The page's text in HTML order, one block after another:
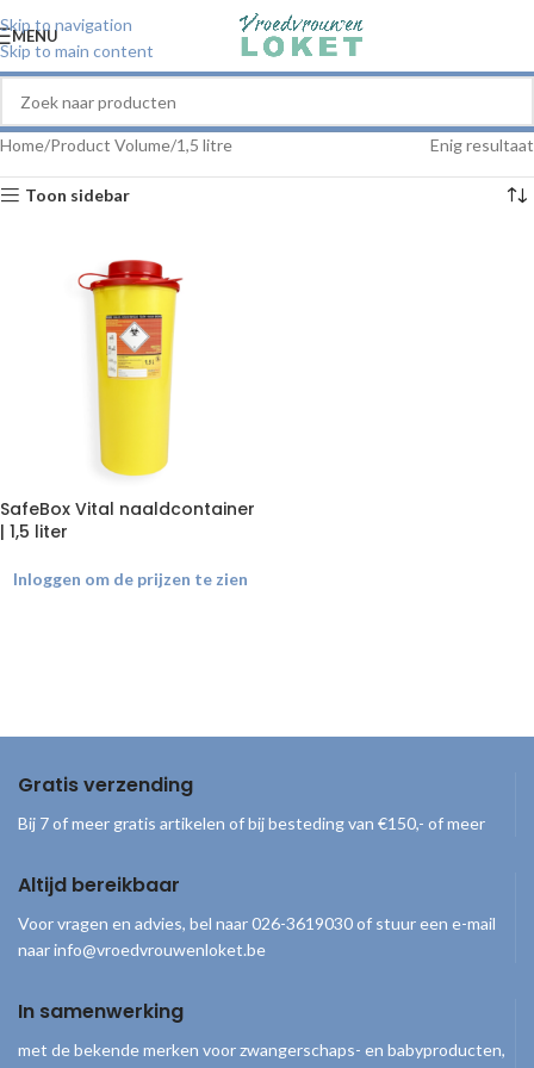
Skip to navigation
Skip to main content
MENU
Home Product Volume 1,5 litre Enig resultaat
Toon sidebar
SafeBox Vital naaldcontainer
| 1,5 liter
Inloggen om de prijzen te zien
Gratis verzending
Bij 7 of meer gratis artikelen of bij besteding van €150,- of meer
Altijd bereikbaar
Voor vragen en advies, bel naar 026-3619030 of stuur een e-mail
naar info@vroedvrouwenloket.be
In samenwerking
met de bekende merken voor zwangerschaps- en babyproducten,